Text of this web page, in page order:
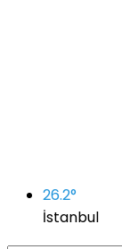
26.2°
İstanbul